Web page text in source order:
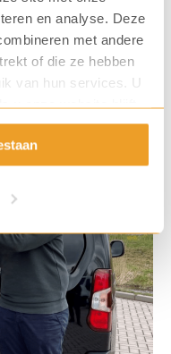
en analyse. Deze
met andere
of die ze hebben
van hun services. U
u onze website blijft